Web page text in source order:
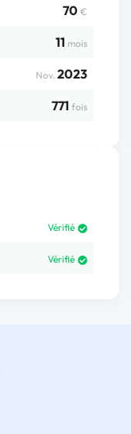
70 €
11 mois
Nov. 2023
771 fois
Vérifié
Vérifié